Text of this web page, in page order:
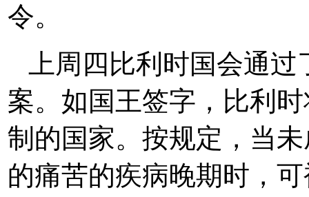
令。
上周四比利时国会通
案。如国王签字，比利
制的国家。按规定，当
的痛苦的疾病晚期时，